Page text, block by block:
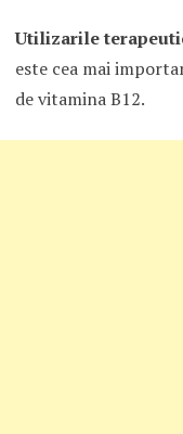
Utilizarile
este cea mai
de vitamina B12.